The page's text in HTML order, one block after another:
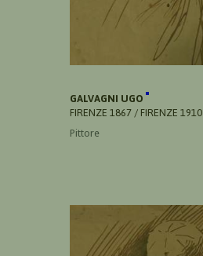
GALVAGNI UGO
FIRENZE 1867 / FIRENZE 1910
Pittore